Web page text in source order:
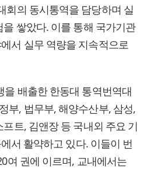
회의 동시통역을 담당하며 실
쌓았다. 이를 통해 국가기관
서 실무 역량을 지속적으로
을 배출한 한동대 통역번역대
부, 법무부, 해양수산부, 삼성,
트, 김앤장 등 국내외 주요 기
서 활약하고 있다. 이들이 번
여 권에 이르며, 교내에서는